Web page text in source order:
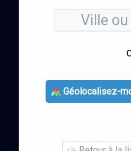
Géolocalisez-